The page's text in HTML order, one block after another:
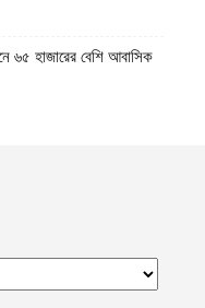
৬৫ হাজারের বেশি আবাসিক
সন্ত্রাসবাদ তৈরি হচ্ছে বলে
উপমুখ্যমন্ত্রী